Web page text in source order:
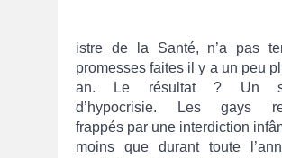
istre de la Santé, n’a pas
promesses faites il y a un peu
an. Le résultat ? Un
d’hypocrisie. Les gays
frappés par une interdiction
moins que durant toute